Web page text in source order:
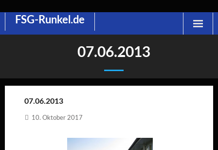
to
FSG-Runkel.de
07.06.2013
07.06.2013
10. Oktober 2017